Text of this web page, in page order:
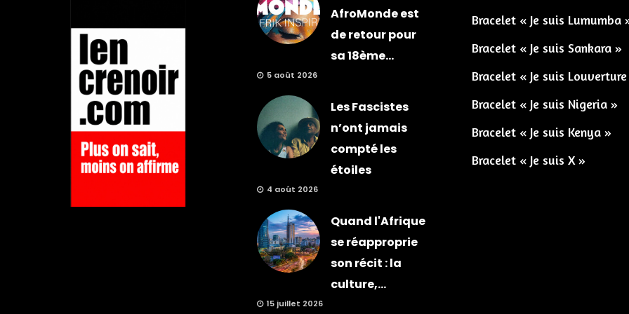
AfroMonde est
de retour pour
sa 18ème...
5 août 2026
Les Fascistes
n’ont jamais
compté les
étoiles
4 août 2026
Quand l'Afrique
se réapproprie
son récit : la
culture,...
15 juillet 2026
Bracelet « Je suis Lumumba
Bracelet « Je suis Sankara »
Bracelet « Je suis
Bracelet « Je suis Nigeria »
Bracelet « Je suis Kenya »
Bracelet « Je suis X »